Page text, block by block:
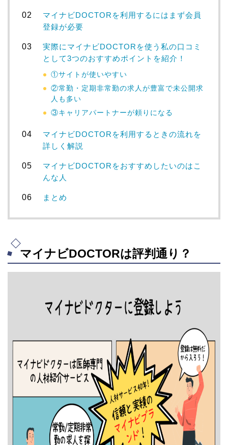
マイナビDOCTORを利用するにはまず会員
登録が必要
実際にマイナビDOCTORを使う私の口コミ
として3つのおすすめポイントを紹介！
①サイトが使いやすい
②常勤・定期非常勤の求人が豊富で未公開求
人も多い
③キャリアパートナーが頼りになる
マイナビDOCTORを利用するときの流れを
詳しく解説
マイナビDOCTORをおすすめしたいのはこ
んな人
まとめ
マイナビDOCTORは評判通り？